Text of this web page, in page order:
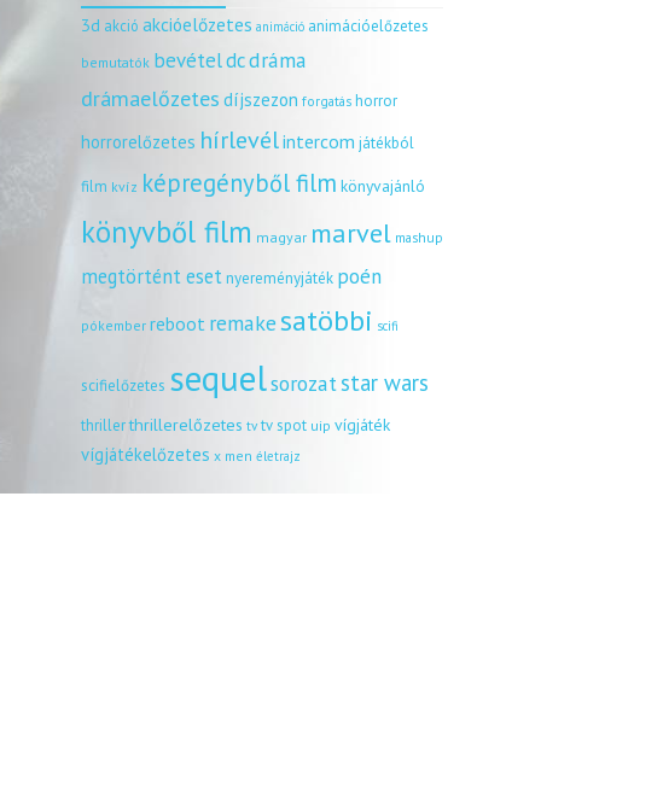
3d akció akcióelőzetes animáció animációelőzetes
bemutatók bevételdcdráma
drámaelőzetes díjszezon forgatás horror
horrorelőzetes hírlevélintercom játékból
film kvíz képregényből film könyvajánló
könyvből film magyar marvel mashup
megtörtént esetnyereményjáték poén
pókember reboot remakesatöbbi scifi
scifielőzetes sequelsorozatstar wars
thrillerthrillerelőzetes tv tv spot uip vígjáték
vígjátékelőzetes x men életrajz